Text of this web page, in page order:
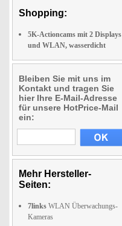
Shopping:
5K-Actioncams mit 2 Displays
und WLAN, wasserdicht
Bleiben Sie mit uns im
Kontakt und tragen Sie
hier Ihre E-Mail-Adresse
für unsere HotPrice-Mail
ein:
Mehr Hersteller-
Seiten:
7links WLAN Überwachungs-
Kameras